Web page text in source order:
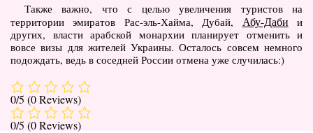
Также важно, что с целью увеличения туристов на
территории эмиратов Рас-эль-Хайма, Дубай, Абу-Даби и
других, власти арабской монархии планирует отменить и
вовсе визы для жителей Украины. Осталось совсем немного
подождать, ведь в соседней России отмена уже случилась:)
0/5 (0 Reviews)
0/5 (0 Reviews)